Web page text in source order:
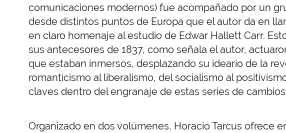
comunicaciones modernos) fue acompañado por un
desde distintos puntos de Europa que el autor da en
en claro homenaje al estudio de Edwar Hallett Carr.
sus antecesores de 1837, como señala el autor,
que estaban inmersos, desplazando su ideario de la
romanticismo al liberalismo, del socialismo al
claves dentro del engranaje de estas series de
Organizado en dos volúmenes, Horacio Tarcus ofrece